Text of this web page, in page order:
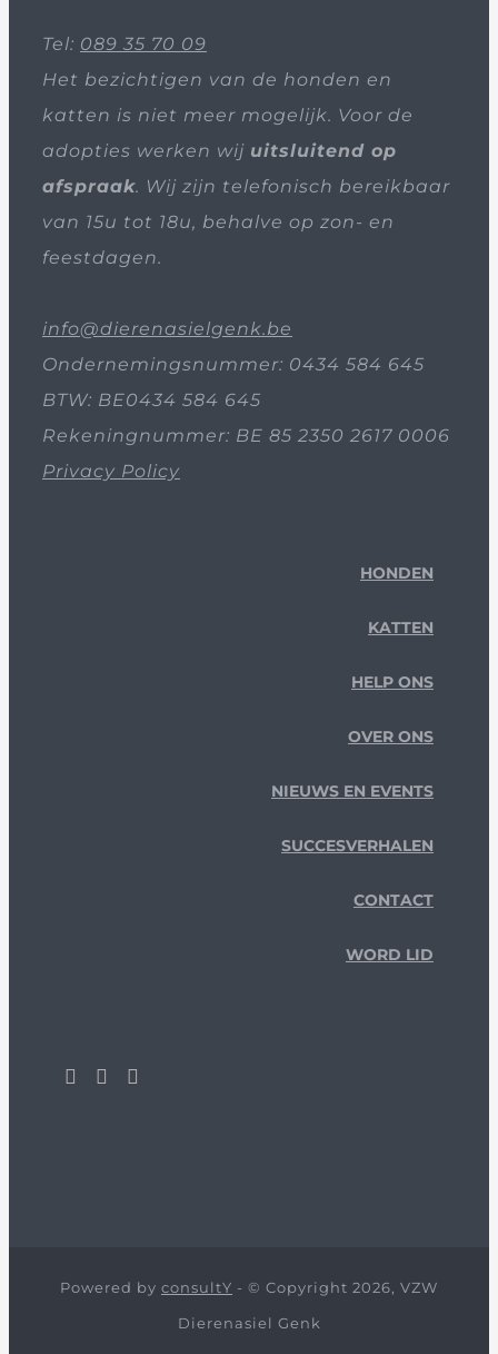
Tel: 089 35 70 09
Het bezichtigen van de honden en
katten is niet meer mogelijk. Voor de
adopties werken wij uitsluitend op
afspraak. Wij zijn telefonisch bereikbaar
van 15u tot 18u, behalve op zon- en
feestdagen.
info@dierenasielgenk.be
Ondernemingsnummer: 0434 584 645
BTW: BE0434 584 645
Rekeningnummer: BE 85 2350 2617 0006
Privacy Policy
HONDEN
KATTEN
HELP ONS
OVER ONS
NIEUWS EN EVENTS
SUCCESVERHALEN
CONTACT
WORD LID
Powered by consultY - © Copyright 2026, VZW
Dierenasiel Genk